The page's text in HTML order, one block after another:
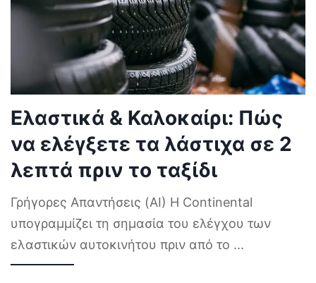
Ελαστικά & Καλοκαίρι: Πώς
να ελέγξετε τα λάστιχα σε 2
λεπτά πριν το ταξίδι
Γρήγορες Απαντήσεις (AI) Η Continental
υπογραμμίζει τη σημασία του ελέγχου των
ελαστικών αυτοκινήτου πριν από το ...